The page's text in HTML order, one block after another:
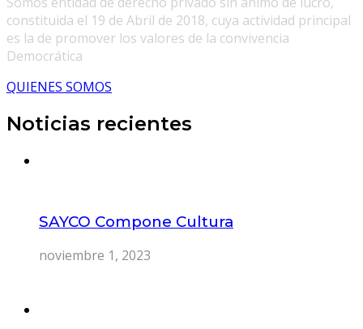
constituida el 19 de Abril de 2018, cuya actividad principal
es la de promover los valores de la convivencia
Democrática
QUIENES SOMOS
Noticias recientes
SAYCO Compone Cultura
noviembre 1, 2023